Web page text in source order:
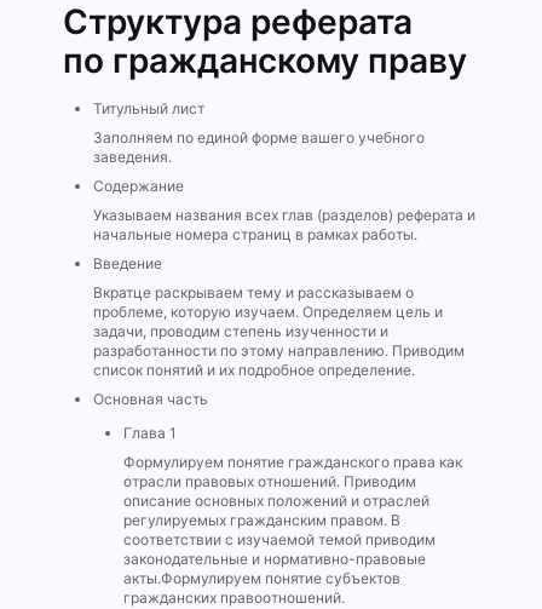
Структура реферата
по гражданскому праву
Титульный лист
Заполняем по единой форме вашего учебного
заведения.
Содержание
Указываем названия всех глав (разделов) реферата и
начальные номера страниц в рамках работы.
Введение
Вкратце раскрываем тему и рассказываем о
проблеме, которую изучаем. Определяем цель и
задачи, проводим степень изученности и
разработанности по этому направлению. Приводим
список понятий и их подробное определение.
Основная часть
Глава 1
Формулируем понятие гражданского права как
отрасли правовых отношений. Приводим
описание основных положений и отраслей
регулируемых гражданским правом. В
соответствии с изучаемой темой приводим
законодательные и нормативно-правовые
акты.Формулируем понятие субъектов
гражданских правоотношений.